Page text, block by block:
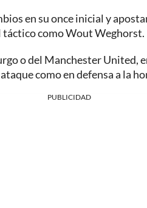
en su once inicial y
como Wout Weghorst.
o del Manchester United,
como en defensa a la
PUBLICIDAD